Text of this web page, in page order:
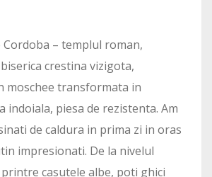
Cordoba – templul roman,
crestina vizigota,
moschee transformata in
indoiala, piesa de rezistenta. Am
de caldura in prima zi in oras
impresionati. De la nivelul
casutele albe, poti ghici